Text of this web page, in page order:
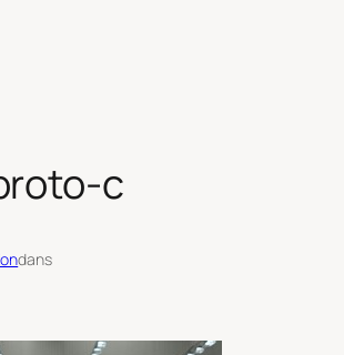
c
dans